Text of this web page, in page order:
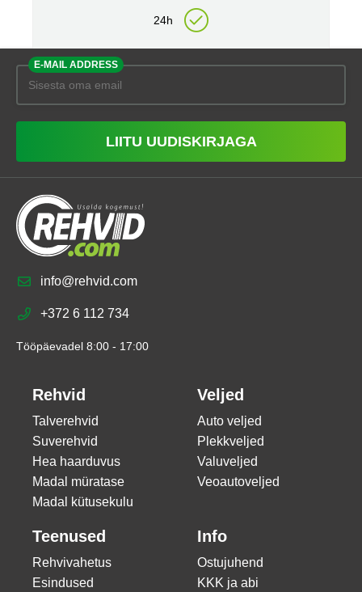
24h
E-MAIL ADDRESS
LIITU UUDISKIRJAGA
info@rehvid.com
+372 6 112 734
Tööpäevadel 8:00 - 17:00
Rehvid
Talverehvid
Suverehvid
Hea haarduvus
Madal müratase
Madal kütusekulu
Veljed
Auto veljed
Plekkveljed
Valuveljed
Veoautoveljed
Teenused
Rehvivahetus
Esindused
Info
Ostujuhend
KKK ja abi